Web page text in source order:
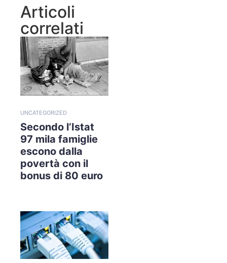
Articoli
correlati
UNCATEGORIZED
Secondo l’Istat
97 mila famiglie
escono dalla
povertà con il
bonus di 80 euro